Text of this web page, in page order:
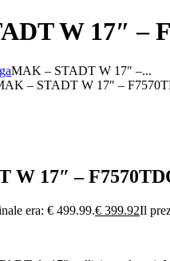
W 17″ –
MAK – STADT W 17″ –...
– STADT W 17″ –
W 17″ –
era: € 499.99.€ 399.92Il